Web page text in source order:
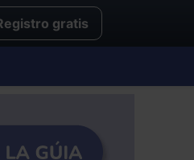
gratis